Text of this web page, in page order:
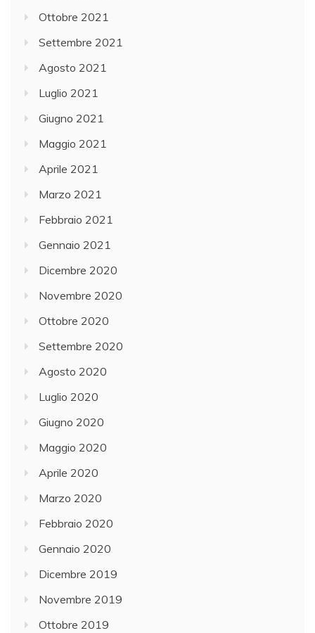
Ottobre 2021
Settembre 2021
Agosto 2021
Luglio 2021
Giugno 2021
Maggio 2021
Aprile 2021
Marzo 2021
Febbraio 2021
Gennaio 2021
Dicembre 2020
Novembre 2020
Ottobre 2020
Settembre 2020
Agosto 2020
Luglio 2020
Giugno 2020
Maggio 2020
Aprile 2020
Marzo 2020
Febbraio 2020
Gennaio 2020
Dicembre 2019
Novembre 2019
Ottobre 2019